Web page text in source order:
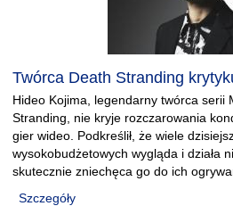
Twórca Death Stranding
Hideo Kojima, legendarny twórca serii
Stranding, nie kryje rozczarowania
gier wideo. Podkreślił, że wiele
wysokobudżetowych wygląda i działa
skutecznie zniechęca go do ich
Szczegóły